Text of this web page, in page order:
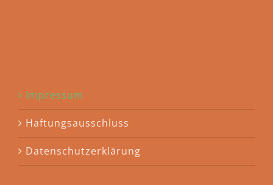
Impressum
Haftungsausschluss
Datenschutzerklärung